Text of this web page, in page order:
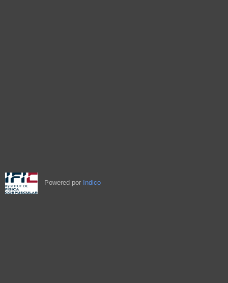
Powered por Indico